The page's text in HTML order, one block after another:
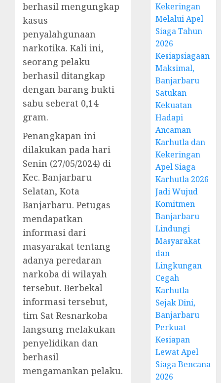
berhasil mengungkap
kasus
penyalahgunaan
narkotika. Kali ini,
seorang pelaku
berhasil ditangkap
dengan barang bukti
sabu seberat 0,14
gram.
Penangkapan ini
dilakukan pada hari
Senin (27/05/2024) di
Kec. Banjarbaru
Selatan, Kota
Banjarbaru. Petugas
mendapatkan
informasi dari
masyarakat tentang
adanya peredaran
narkoba di wilayah
tersebut. Berbekal
informasi tersebut,
tim Sat Resnarkoba
langsung melakukan
penyelidikan dan
berhasil
mengamankan pelaku.
Kekeringan
Melalui Apel
Siaga Tahun
2026
Kesiapsiagaan
Maksimal,
Banjarbaru
Satukan
Kekuatan
Hadapi
Ancaman
Karhutla dan
Kekeringan
Apel Siaga
Karhutla 2026
Jadi Wujud
Komitmen
Banjarbaru
Lindungi
Masyarakat
dan
Lingkungan
Cegah
Karhutla
Sejak Dini,
Banjarbaru
Perkuat
Kesiapan
Lewat Apel
Siaga Bencana
2026